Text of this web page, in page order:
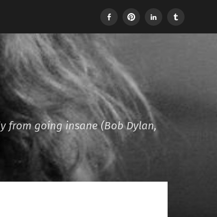
FacebookPinterestLinkedInTumblr
from going insane (Bob Dylan,